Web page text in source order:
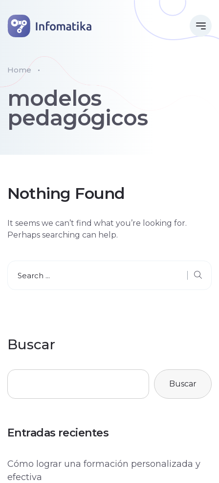
Home
modelos
pedagógicos
Nothing Found
It seems we can’t find what you’re looking for.
Perhaps searching can help.
Buscar
Buscar
Entradas recientes
Cómo lograr una formación personalizada y
efectiva